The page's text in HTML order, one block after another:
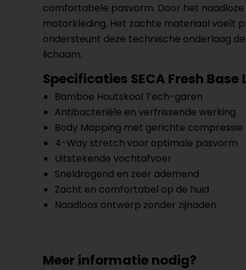
comfortabele pasvorm. Door het
motorkleding. Het zachte materiaal voelt
ondersteunt deze technische onderlaag
lichaam.
Specificaties SECA Fresh Base
Bamboe Houtskool Tech-garen
Antibacteriële en verfrissende werking
Body Mapping met gerichte compressie
4-Way stretch voor optimale pasvorm
Uitstekende vochtafvoer
Sneldrogend en zeer ademend
Zacht en comfortabel op de huid
Naadloos ontwerp zonder zijnaden
Meer informatie nodig?